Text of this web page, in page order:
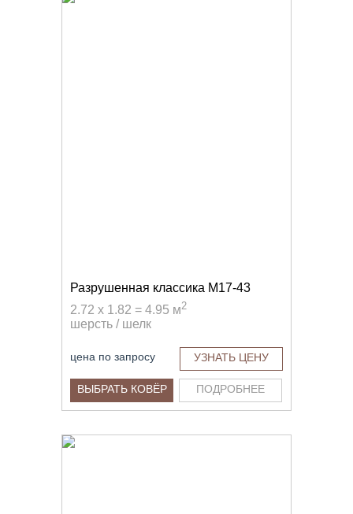
Разрушенная классика M17-43
2.72 x 1.82 = 4.95 м2
шерсть / шелк
цена по запросу УЗНАТЬ ЦЕНУ
ВЫБРАТЬ КОВЁР ПОДРОБНЕЕ